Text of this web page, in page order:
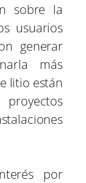
sobre la
usuarios
generar
más
litio están
por